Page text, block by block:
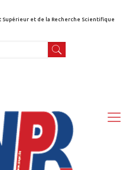
et de la Recherche Scientifique